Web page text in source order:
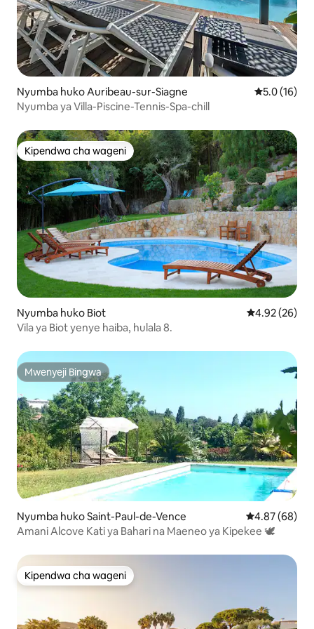
Nyumba huko Auribeau-sur-Siagne Ukadiriaji
5.0 (16)
Nyumba ya Villa-Piscine-Tennis-Spa-chill
Kipendwa cha wageni
Kipendwa cha wageni
Nyumba huko Biot Ukadiriaji wa
4.92 (26)
Vila ya Biot yenye haiba, hulala 8.
Mwenyeji Bingwa
Mwenyeji Bingwa
Nyumba huko Saint-Paul-de-Vence Ukadiriaji wa
4.87 (68)
Amani Alcove Kati ya Bahari na Maeneo ya Kipekee 🕊
Kipendwa cha wageni
Kipendwa cha wageni